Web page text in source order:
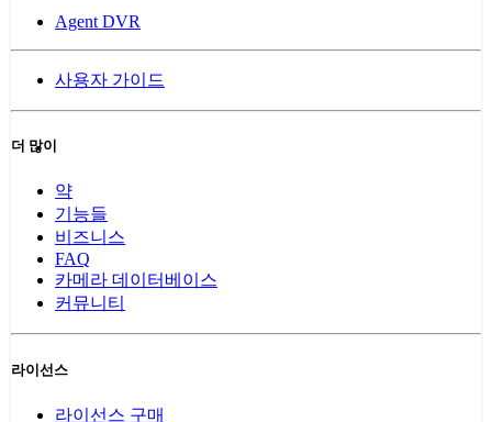
Agent DVR
사용자 가이드
더 많이
약
기능들
비즈니스
FAQ
카메라 데이터베이스
커뮤니티
라이선스
라이선스 구매